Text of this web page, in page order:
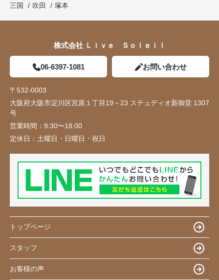
三国
吹田 塚本
株式会社 Ｌｉｖｅ Ｓｏｌｅｉｌ
06-6397-1081 お問い合わせ
〒532-0003
大阪府大阪市淀川区宮原１丁目19－23 ステュディオ新御堂 1307
号
営業時間： 9:30〜18:00
定休日： 土曜日・日曜日・祝日
トップページ
スタッフ
お客様の声